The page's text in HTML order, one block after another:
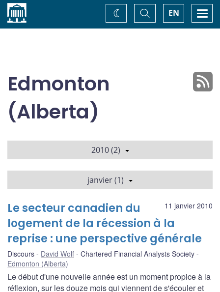
Accueil EN
Basculer
la
recherche
Changez
de
Edmonton
(Alberta)
2010 (2)
janvier (1)
11 janvier 2010
Le secteur canadien du
logement de la récession à la
reprise : une perspective générale
Discours David Wolf
Chartered Financial Analysts Society
Edmonton (Alberta)
Le début d'une nouvelle année est un moment propice à la
réflexion, sur les douze mois qui viennent de s'écouler et